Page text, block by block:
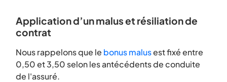
Application d’un malus et résiliation de
contrat
Nous rappelons que le bonus malusest fixé entre
0,50 et 3,50 selon les antécédents de conduite
de l'assuré.